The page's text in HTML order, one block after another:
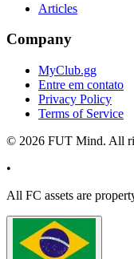
Articles
Company
MyClub.gg
Entre em contato
Privacy Policy
Terms of Service
© 2026 FUT Mind. All
•
All FC assets are